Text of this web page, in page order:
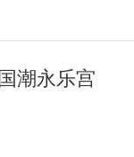
潮永乐宫